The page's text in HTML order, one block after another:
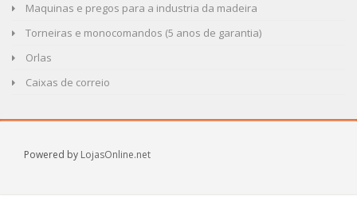
Maquinas e pregos para a industria da madeira
Torneiras e monocomandos (5 anos de garantia)
Orlas
Caixas de correio
Powered by LojasOnline.net